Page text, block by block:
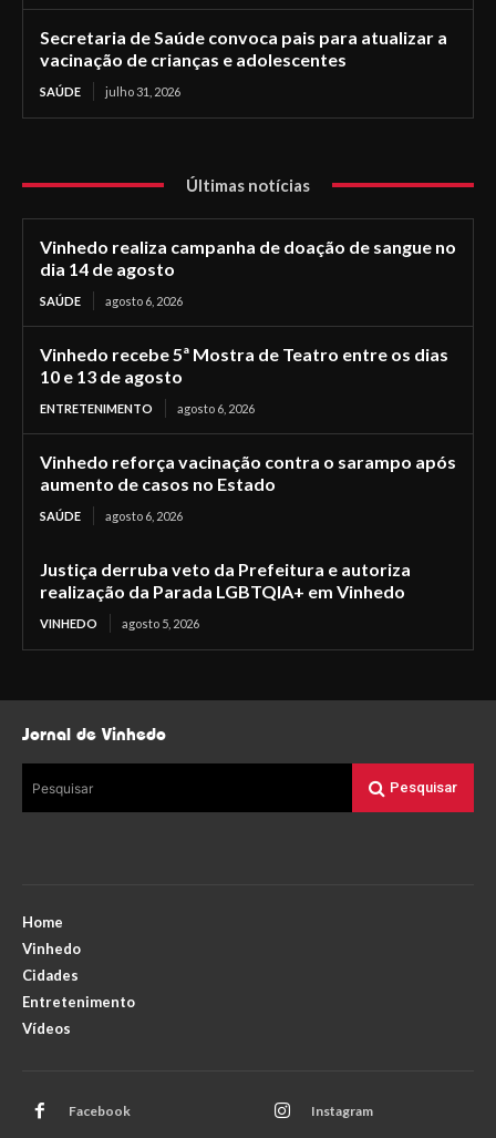
Secretaria de Saúde convoca pais para atualizar a
vacinação de crianças e adolescentes
SAÚDE julho 31, 2026
Últimas notícias
Vinhedo realiza campanha de doação de sangue no
dia 14 de agosto
SAÚDE agosto 6, 2026
Vinhedo recebe 5ª Mostra de Teatro entre os dias
10 e 13 de agosto
ENTRETENIMENTO agosto 6, 2026
Vinhedo reforça vacinação contra o sarampo após
aumento de casos no Estado
SAÚDE agosto 6, 2026
Justiça derruba veto da Prefeitura e autoriza
realização da Parada LGBTQIA+ em Vinhedo
VINHEDO agosto 5, 2026
Jornal de Vinhedo
Pesquisar Pesquisar
Home
Vinhedo
Cidades
Entretenimento
Vídeos
Facebook Instagram